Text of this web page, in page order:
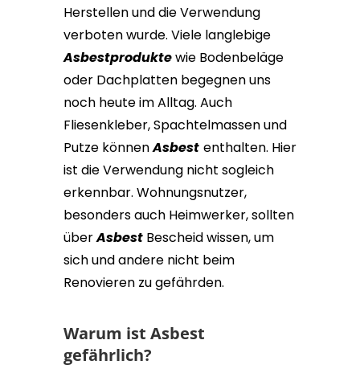
Herstellen und die Verwendung
verboten wurde. Viele langlebige
Asbestproduktewie Bodenbeläge
oder Dachplatten begegnen uns
noch heute im Alltag. Auch
Fliesenkleber, Spachtelmassen und
Putze könnenAsbest enthalten. Hier
ist die Verwendung nicht sogleich
erkennbar. Wohnungsnutzer,
besonders auch Heimwerker, sollten
überAsbest Bescheid wissen, um
sich und andere nicht beim
Renovieren zu gefährden.
Warum ist Asbest
gefährlich?